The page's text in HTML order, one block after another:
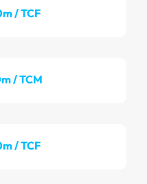
/ TCF
/ TCM
/ TCF